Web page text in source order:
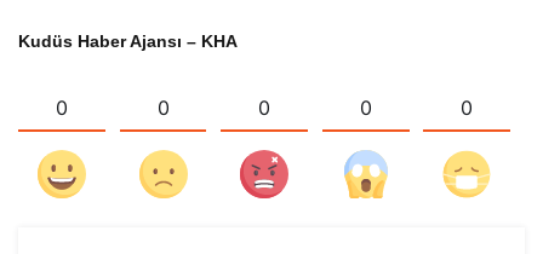
Kudüs Haber Ajansı – KHA
0 0 0 0 0